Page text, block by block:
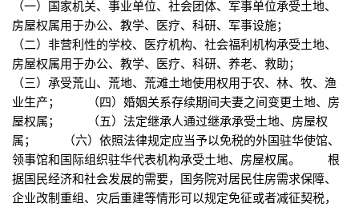
（一）国家机关、事业单位、社会团体、军事单位承受土地、
房屋权属用于办公、教学、医疗、科研、军事设施；
（二）非营利性的学校、医疗机构、社会福利机构承受土地、
房屋权属用于办公、教学、医疗、科研、养老、救助；
（三）承受荒山、荒地、荒滩土地使用权用于农、林、牧、渔
业生产； （四）婚姻关系存续期间夫妻之间变更土地、房
屋权属； （五）法定继承人通过继承承受土地、房屋权
属； （六）依照法律规定应当予以免税的外国驻华使馆、
领事馆和国际组织驻华代表机构承受土地、房屋权属。 根
据国民经济和社会发展的需要，国务院对居民住房需求保障、
企业改制重组、灾后重建等情形可以规定免征或者减征契税，